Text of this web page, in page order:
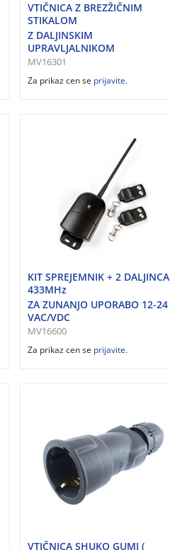
VTIČNICA Z BREZŽIČNIM
STIKALOM
Z DALJINSKIM
UPRAVLJALNIKOM
MV16301
Za prikaz cen se prijavite.
KIT SPREJEMNIK + 2 DALJINCA
433MHz
ZA ZUNANJO UPORABO 12-24
VAC/VDC
MV16600
Za prikaz cen se prijavite.
VTIČNICA SHUKO GUMI (